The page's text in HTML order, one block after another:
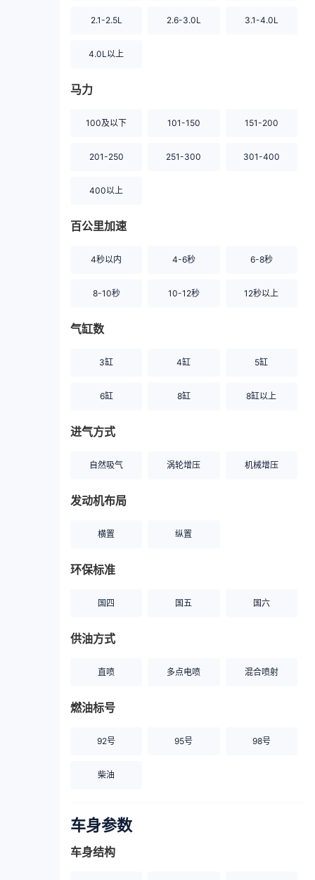
2.1-2.5L 2.6-3.0L 3.1-4.0L
4.0L以上
马力
100及以下 101-150 151-200
201-250 251-300 301-400
400以上
百公里加速
4秒以内 4-6秒 6-8秒
8-10秒 10-12秒 12秒以上
气缸数
3缸 4缸 5缸
6缸 8缸 8缸以上
进气方式
自然吸气 涡轮增压 机械增压
发动机布局
横置 纵置
环保标准
国四 国五 国六
供油方式
直喷 多点电喷 混合喷射
燃油标号
92号 95号 98号
柴油
车身参数
车身结构